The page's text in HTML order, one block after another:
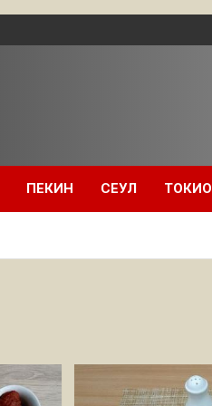
ПЕКИН СЕУЛ ТОКИО